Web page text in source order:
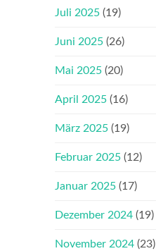
Juli 2025 (19)
Juni 2025 (26)
Mai 2025 (20)
April 2025 (16)
März 2025 (19)
Februar 2025 (12)
Januar 2025 (17)
Dezember 2024 (19)
November 2024 (23)